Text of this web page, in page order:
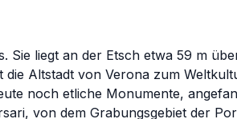
Sie liegt an der Etsch etwa 59 m
Altstadt von Verona zum
noch etliche Monumente,
von dem Grabungsgebiet der